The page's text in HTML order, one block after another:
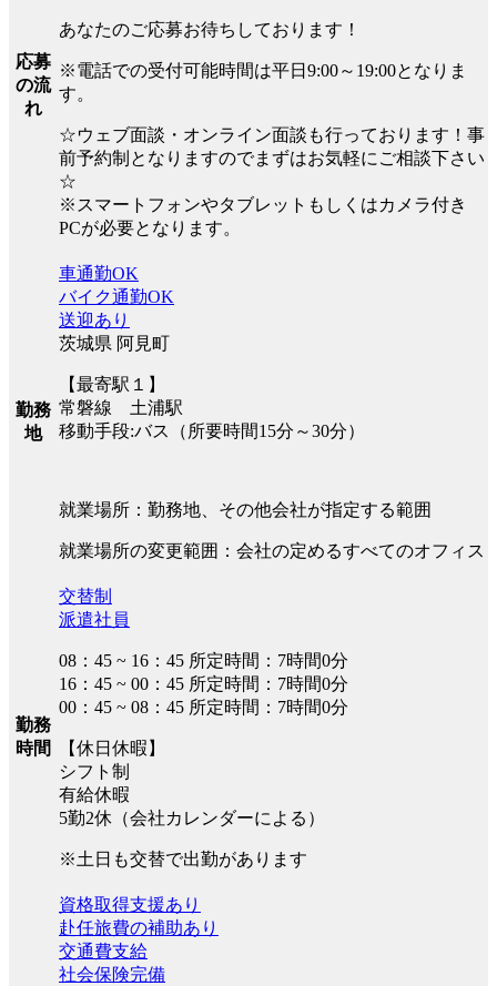
応募
の流
れ
あなたのご応募お待ちしております！
※電話での受付可能時間は平日9:00～19:00となりま
す。
☆ウェブ面談・オンライン面談も行っております！事
前予約制となりますのでまずはお気軽にご相談下さい
☆
※スマートフォンやタブレットもしくはカメラ付き
PCが必要となります。
勤務
地
車通勤OK
バイク通勤OK
送迎あり
茨城県 阿見町
【最寄駅１】
常磐線 土浦駅
移動手段:バス（所要時間15分～30分）
就業場所：勤務地、その他会社が指定する範囲
就業場所の変更範囲：会社の定めるすべてのオフィス
勤務
時間
交替制
派遣社員
08：45 ~ 16：45 所定時間：7時間0分
16：45 ~ 00：45 所定時間：7時間0分
00：45 ~ 08：45 所定時間：7時間0分
【休日休暇】
シフト制
有給休暇
5勤2休（会社カレンダーによる）
※土日も交替で出勤があります
資格取得支援あり
赴任旅費の補助あり
交通費支給
社会保険完備